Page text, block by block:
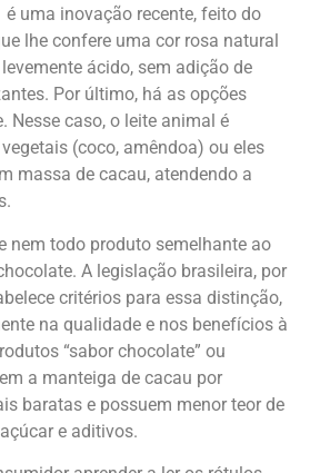
uma inovação recente, feito do
lhe confere uma cor rosa natural
ácido, sem adição de
Por último, há as opções
Nesse caso, o leite animal é
(coco, amêndoa) ou eles
massa de cacau, atendendo a
nem todo produto semelhante ao
A legislação brasileira, por
critérios para essa distinção,
na qualidade e nos benefícios à
“sabor chocolate” ou
a manteiga de cacau por
baratas e possuem menor teor de
e aditivos.